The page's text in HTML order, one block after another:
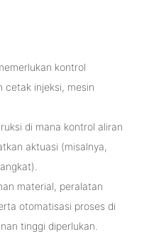
kontrol
cetak injeksi, mesin
di mana kontrol aliran
aktuasi (misalnya,
material, peralatan
otomatisasi proses di
tinggi diperlukan.